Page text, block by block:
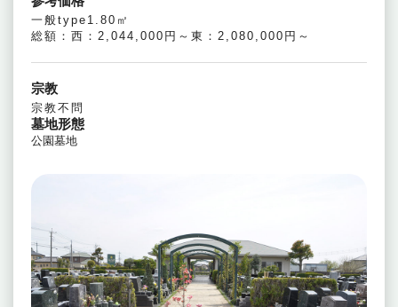
一般type1.80㎡
総額：西：2,044,000円～東：2,080,000円～
宗教
宗教不問
墓地形態
公園墓地